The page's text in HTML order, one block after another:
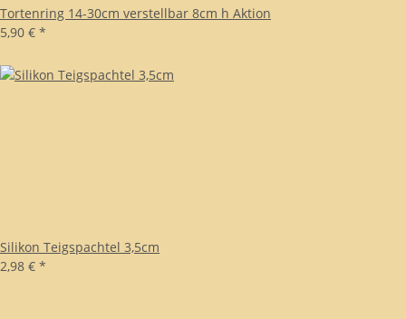
Tortenring 14-30cm verstellbar 8cm h Aktion
5,90 € *
Silikon Teigspachtel 3,5cm
2,98 € *